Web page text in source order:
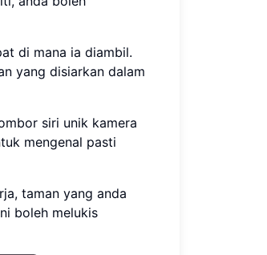
di mana ia diambil.
yang disiarkan dalam
siri unik kamera
mengenal pasti
taman yang anda
boleh melukis